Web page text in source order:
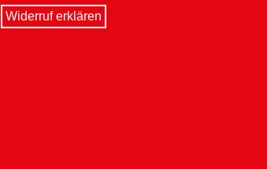
Widerruf erklären